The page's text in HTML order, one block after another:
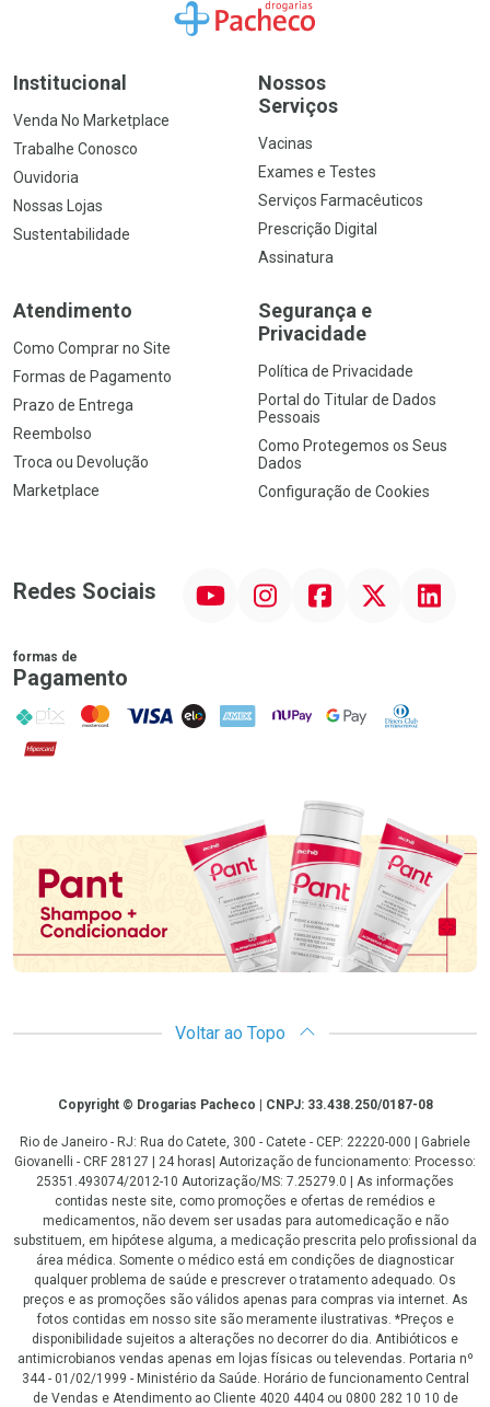
Ir para a Home
Institucional
Venda No Marketplace
Trabalhe Conosco
Ouvidoria
Nossas Lojas
Sustentabilidade
Nossos
Serviços
Vacinas
Exames e Testes
Serviços Farmacêuticos
Prescrição Digital
Assinatura
Atendimento
Como Comprar no Site
Formas de Pagamento
Prazo de Entrega
Reembolso
Troca ou Devolução
Marketplace
Segurança e
Privacidade
Política de Privacidade
Portal do Titular de Dados
Pessoais
Como Protegemos os Seus
Dados
Configuração de Cookies
Redes Sociais InstagramFacebook Linkedin
formas de
Pagamento
PIX MasterCard
VISA ELO AMEX NuPay Google PayDiners Club
Hipercard
Promoção em Destaque
Voltar ao Topo
CopyrightCopyright © Drogarias Pacheco | CNPJ: 33.438.250/0187-08
Rio de Janeiro - RJ: Rua do Catete, 300 - Catete - CEP: 22220-000 | Gabriele
Giovanelli - CRF 28127 | 24 horas| Autorização de funcionamento: Processo:
25351.493074/2012-10 Autorização/MS: 7.25279.0 | As informações
contidas neste site, como promoções e ofertas de remédios e
medicamentos, não devem ser usadas para automedicação e não
substituem, em hipótese alguma, a medicação prescrita pelo profissional da
área médica. Somente o médico está em condições de diagnosticar
qualquer problema de saúde e prescrever o tratamento adequado. Os
preços e as promoções são válidos apenas para compras via internet. As
fotos contidas em nosso site são meramente ilustrativas. *Preços e
disponibilidade sujeitos a alterações no decorrer do dia. Antibióticos e
antimicrobianos vendas apenas em lojas físicas ou televendas. Portaria nº
344 - 01/02/1999 - Ministério da Saúde. Horário de funcionamento Central
de Vendas e Atendimento ao Cliente 4020 4404 ou 0800 282 10 10 de